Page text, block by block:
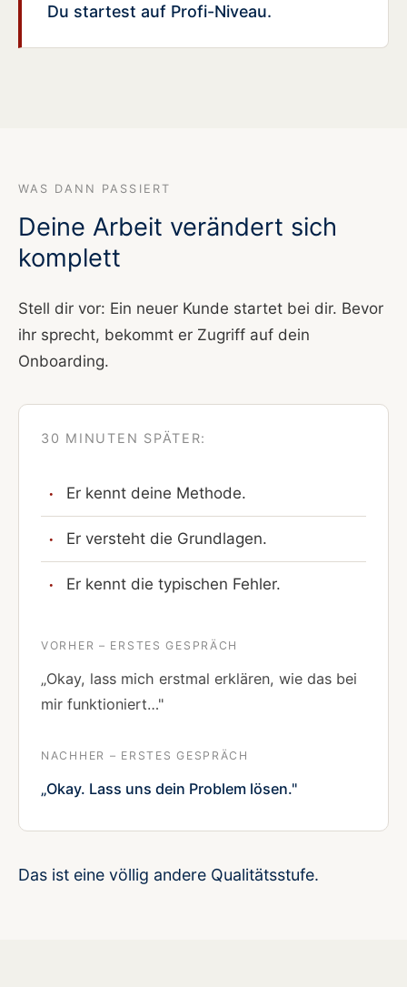
Du startest auf Profi-Niveau.
WAS DANN PASSIERT
Deine Arbeit verändert sich
komplett
Stell dir vor: Ein neuer Kunde startet bei dir. Bevor
ihr sprecht, bekommt er Zugriff auf dein
Onboarding.
30 MINUTEN SPÄTER:
Er kennt deine Methode.
Er versteht die Grundlagen.
Er kennt die typischen Fehler.
VORHER – ERSTES GESPRÄCH
„Okay, lass mich erstmal erklären, wie das bei
mir funktioniert…"
NACHHER – ERSTES GESPRÄCH
„Okay. Lass uns dein Problem lösen."
Das ist eine völlig andere Qualitätsstufe.